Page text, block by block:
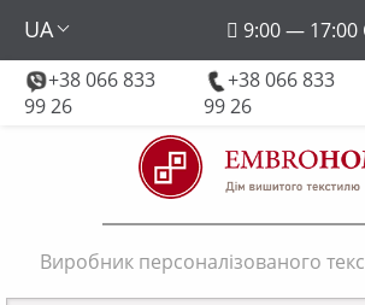
UA
9:00 — 17:00
+38 066 833
99 26
+38 066 833
99 26
Виробник персоналізованого